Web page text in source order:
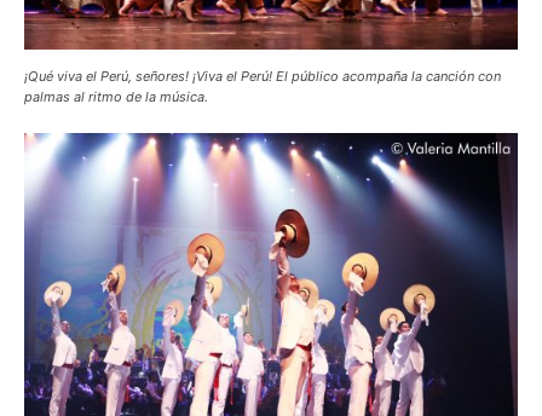
¡Qué viva el Perú, señores! ¡Viva el Perú! El público acompaña la canción con
palmas al ritmo de la música.